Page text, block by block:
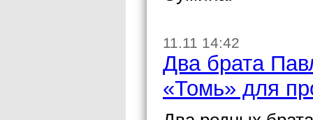
11.11 14:42
Два брата
«Томь» для